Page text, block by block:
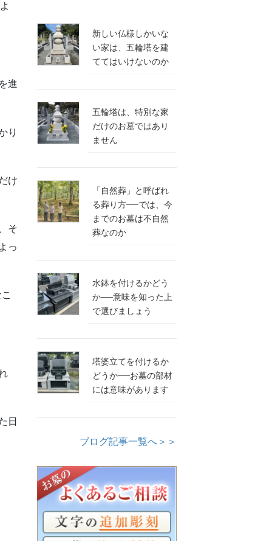
進
り
け
そ
っ
日
新しい仏様しかいな
い家は、五輪塔を建
ててはいけないのか
五輪塔は、特別な家
だけのお墓ではあり
ません
「自然葬」と呼ばれ
る葬り方──では、今
までのお墓は不自然
葬なのか
水鉢を付けるかどう
か──意味を知った上
で選びましょう
塔婆立てを付けるか
どうか──お墓の部材
には意味があります
ブログ記事一覧へ＞＞